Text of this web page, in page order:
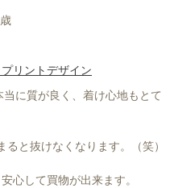
リントデザイン
に質が良く、着け心地もとて
と抜けなくなります。（笑）
心して買物が出来ます。